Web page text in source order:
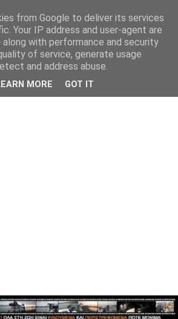
from Google to deliver its services
Your IP address and user-agent are
along with performance and security
of service, generate usage
and address abuse.
MORE GOT IT